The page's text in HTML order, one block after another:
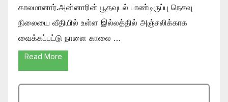
காலமானார்.அன்னாரின் பூதவுடல் பாண்டிருப்பு நெசவு
நிலையை வீதியில் உள்ள இல்லத்தில் அஞ்சலிக்காக
வைக்கப்பட்டு நாளை காலை …
Read More